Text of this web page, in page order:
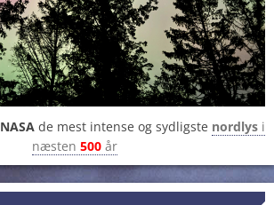
NASA de mest intense og sydligste nordlys i
næsten 500 år